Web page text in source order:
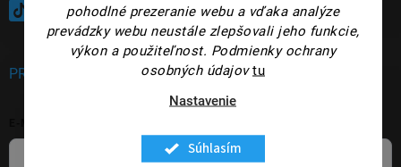
pohodlné prezeranie webu a vďaka analýze
prevádzky webu neustále zlepšovali jeho funkcie,
výkon a použiteľnost. Podmienky ochrany
osobných údajov tu
Nastavenie
Súhlasím
@panakeia_kozmetika
PRIHLÁSENIE